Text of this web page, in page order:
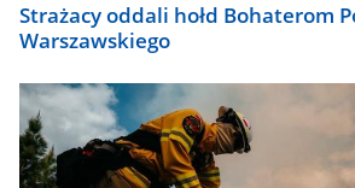
Strażacy oddali hołd Bohaterom
Warszawskiego